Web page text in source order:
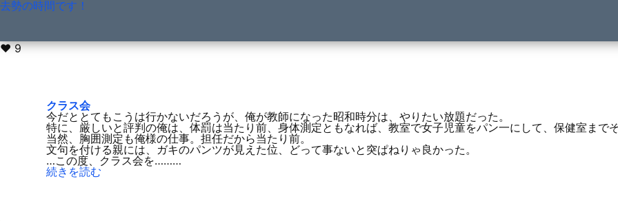
去勢の時間です！
←001228229230231
投稿：2003.11.08
♥ 9
クラス会
今だととてもこうは行かないだろうが、俺が教師になった昭和時分は、やりたい放題だった。
特に、厳しいと評判の俺は、体罰は当たり前、身体測定ともなれば、教室で女子児童をパン一にして、保健室まで
当然、胸囲測定も俺様の仕事。担任だから当たり前。
文句を付ける親には、ガキのパンツが見えた位、どって事ないと突ぱねりゃ良かった。
…この度、クラス会を………
続きを読む